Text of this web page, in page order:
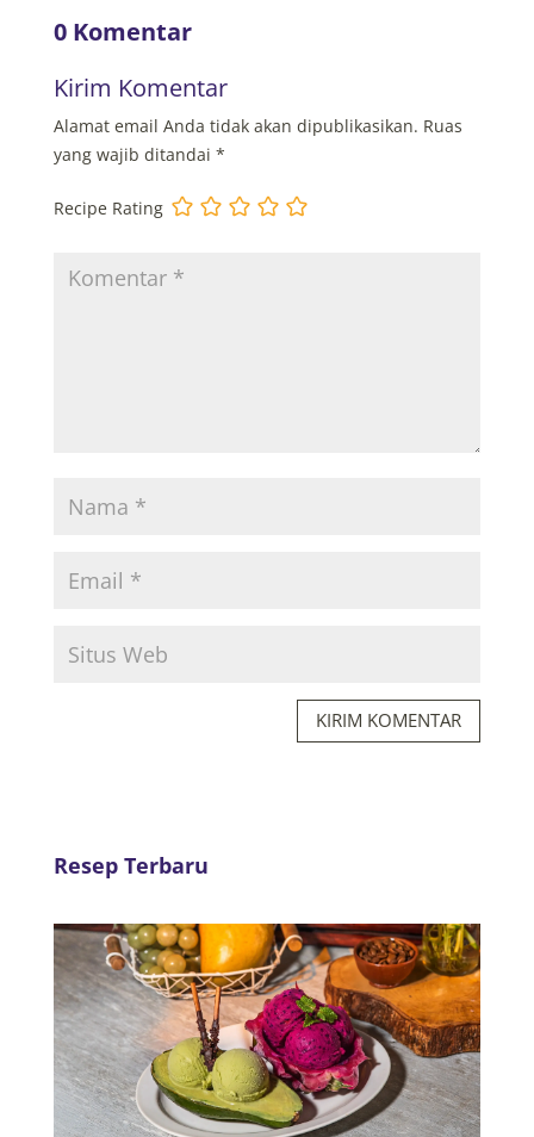
0 Komentar
Kirim Komentar
Alamat email Anda tidak akan dipublikasikan. Ruas
yang wajib ditandai *
Recipe Rating
KIRIM KOMENTAR
Resep Terbaru